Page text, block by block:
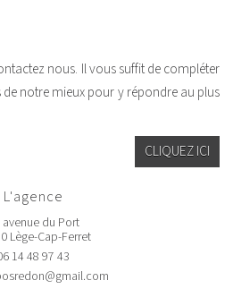
nous. Il vous suffit de compléter
notre mieux pour y répondre au plus
CLIQUEZ ICI
l'agence
avenue du Port
Lège-Cap-Ferret
14 48 97 43